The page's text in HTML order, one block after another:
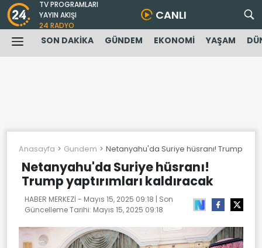
TV PROGRAMLARI
YAYIN AKIŞI
24 RADYO
CANLI
SON DAKİKA GÜNDEM EKONOMİ YAŞAM
Anasayfa Gundem Netanyahu'da Suriye hüsranı! Trump
Netanyahu'da Suriye hüsranı!
Trump yaptırımları kaldıracak
HABER MERKEZİ - Mayıs 15, 2025 09:18 | Son
Güncelleme Tarihi: Mayıs 15, 2025 09:18